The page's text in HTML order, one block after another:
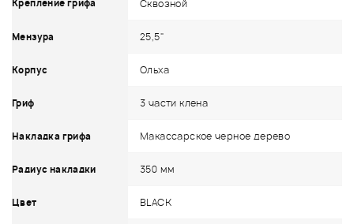
Крепление грифа Сквозной
Мензура 25,5"
Корпус Ольха
Гриф 3 части клена
Накладка грифа Макассарское черное дерево
Радиус накладки 350 мм
Цвет BLACK